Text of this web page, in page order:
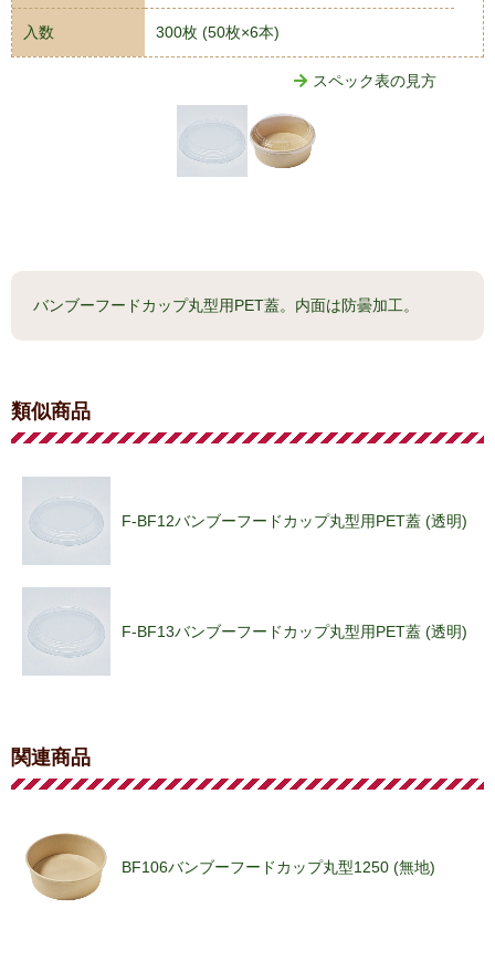
入数 300枚 (50枚×6本)
スペック表の見方
バンブーフードカップ丸型用PET蓋。内面は防曇加工。
類似商品
F-BF12バンブーフードカップ丸型用PET蓋 (透明)
F-BF13バンブーフードカップ丸型用PET蓋 (透明)
関連商品
BF106バンブーフードカップ丸型1250 (無地)